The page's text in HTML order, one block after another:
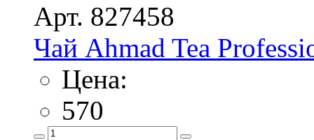
Арт. 827458
Чай Ahmad Tea
Цена:
570